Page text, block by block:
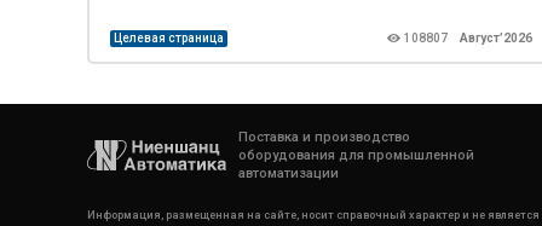
Целевая страница 108807 Август’2026
Поставка и производство
оборудования для промышленной
автоматизации
Информация, размещенная на сайте, носит справочный характер и не является